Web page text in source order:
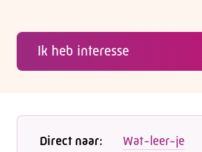
Ik heb interesse
Direct naar: Wat-leer-je